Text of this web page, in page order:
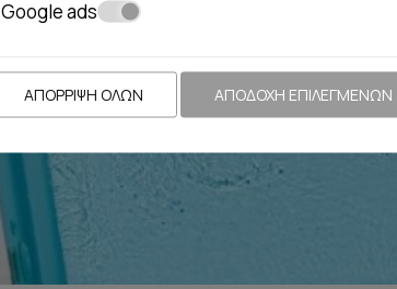
Google ads
ΑΠΌΡΡΙΨΗ ΌΛΩΝ ΑΠΟΔΟΧΉ ΕΠΙΛΕΓΜΈΝΩΝ